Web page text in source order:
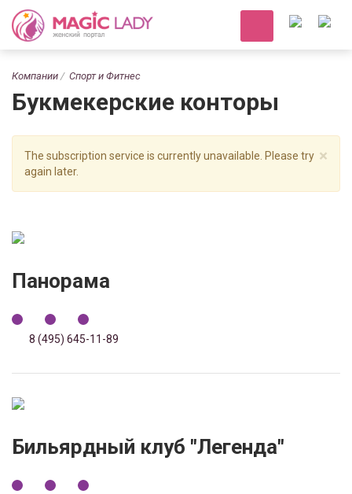
Компании Спорт и Фитнес
Букмекерские конторы
×
The subscription service is currently unavailable. Please try
again later.
Панорама
8 (495) 645-11-89
Бильярдный клуб "Легенда"